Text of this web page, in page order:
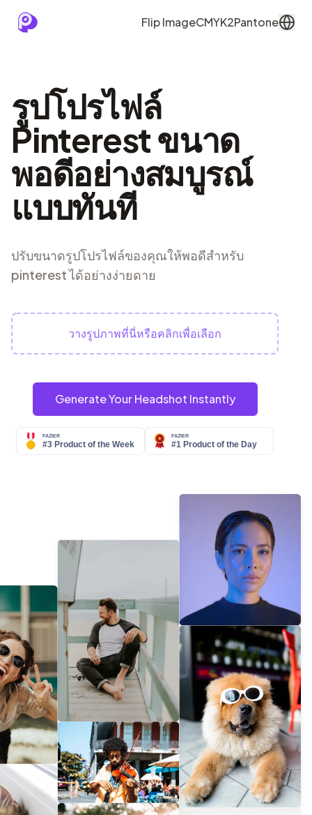
Flip ImageCMYK2Pantone
รูปโปรไฟล์
Pinterest ขนาด
พอดีอย่างสมบูรณ์
แบบทันที
ปรับขนาดรูปโปรไฟล์ของคุณให้พอดีสำหรับ
pinterest ได้อย่างง่ายดาย
วางรูปภาพที่นี่หรือคลิกเพื่อเลือก
Generate Your Headshot Instantly